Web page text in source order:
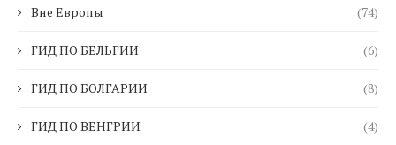
Вне Европы (74)
ГИД ПО БЕЛЬГИИ (6)
ГИД ПО БОЛГАРИИ (8)
ГИД ПО ВЕНГРИИ (4)